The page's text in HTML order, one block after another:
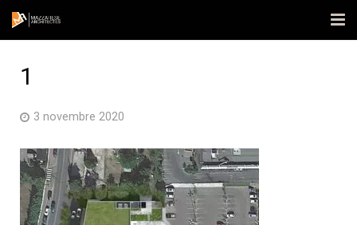
Actualités
Contact
1
3 novembre 2020